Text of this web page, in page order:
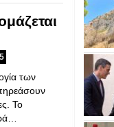
των
Το